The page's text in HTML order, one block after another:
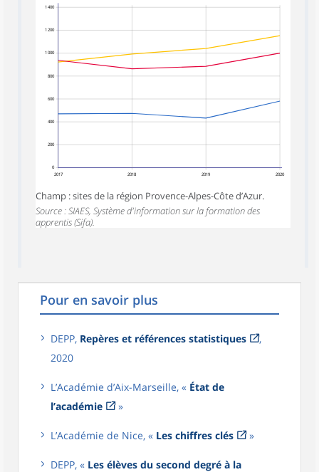
0
200
400
600
800
1 000
1 200
1 400
2017 2018 2019 2020
Champ : sites de la région Provence-Alpes-Côte d’Azur.
Source : SIAES, Système d'information sur la formation des
apprentis (Sifa).
Pour en savoir plus
DEPP, Repères et références statistiques
,
2020
L’Académie d’Aix-Marseille, « État de
l’académie
»
L’Académie de Nice, « Les chiffres clés »
DEPP, « Les élèves du second degré à la